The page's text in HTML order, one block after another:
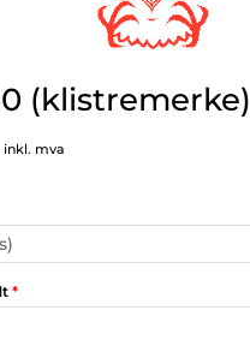
(klistremerke)
inkl. mva
*